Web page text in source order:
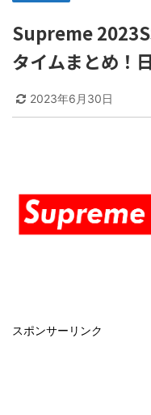
Supreme
タイムまとめ！
2023年6月30日
スポンサーリンク